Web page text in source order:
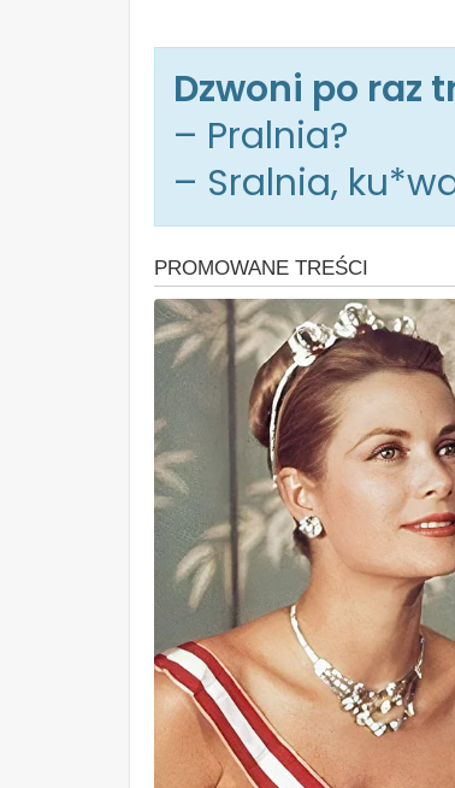
Dzwoni po raz
– Pralnia?
– Sralnia,